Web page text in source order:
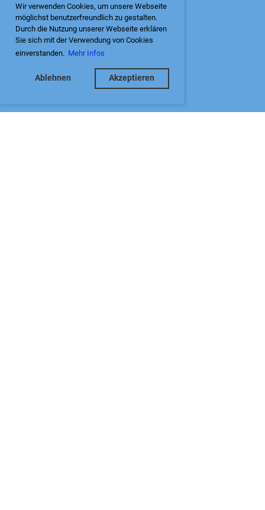
Wir verwenden Cookies, um unsere Webseite
möglichst benutzerfreundlich zu gestalten.
Durch die Nutzung unserer Webseite erklären
Sie sich mit der Verwendung von Cookies
einverstanden. Mehr Infos
Ablehnen Akzeptieren